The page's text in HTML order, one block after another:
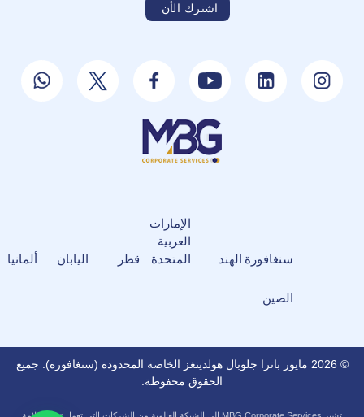
سنغافورة الهند
الإمارات
العربية
المتحدة
قطر اليابان ألمانيا
الصين
© 2026 مايور باترا جلوبال هولدينغز الخاصة المحدودة (سنغافورة). جميع
الحقوق محفوظة.